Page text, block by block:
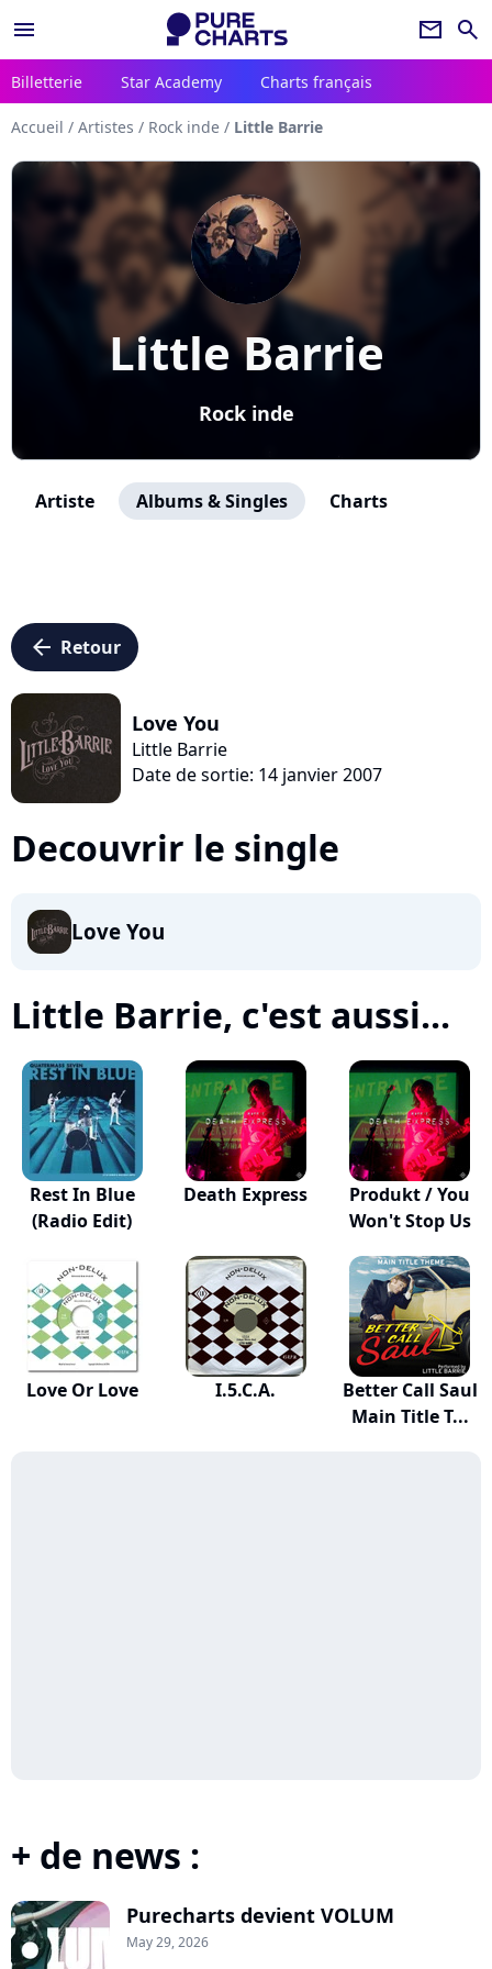
menu newsletter search
Billetterie Star Academy Charts français
Accueil / Artistes / Rock inde / Little Barrie
Little Barrie
Rock inde
Artiste Albums & Singles Charts
arrow_left Retour
Love You
Little Barrie
Date de sortie: 14 janvier 2007
Decouvrir le single
Love You
Little Barrie, c'est aussi...
Rest In Blue
(Radio Edit)
Death Express
Produkt / You
Won't Stop Us
Love Or Love I.5.C.A.
Better Call Saul
Main Title T...
+ de news :
Purecharts devient VOLUM
May 29, 2026